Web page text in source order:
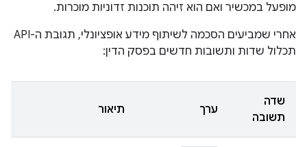
מופעל במכשיר ואם הוא זיהה תוכנות זדוניות מוכרות.
אחרי שמביעים הסכמה לשיתוף מידע אופציונלי, תגובת ה-API
תכלול שדות ותשובות חדשים בפסק הדין:
שדה
תשובה
ערך תיאור